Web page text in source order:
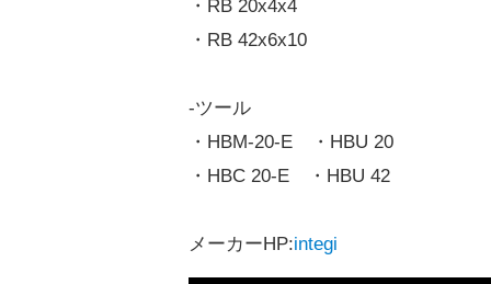
・RB 20x4x4
・RB 42x6x10
-ツール
・HBM-20-E ・HBU 20
・HBC 20-E ・HBU 42
メーカーHP:integi